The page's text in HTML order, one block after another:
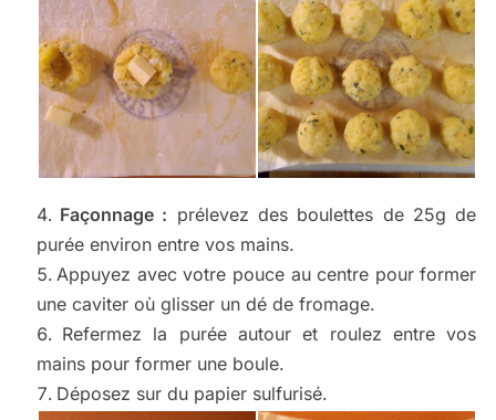
Façonnage : prélevez des boulettes de 25g de
purée environ entre vos mains.
Appuyez avec votre pouce au centre pour former
une caviter où glisser un dé de fromage.
Refermez la purée autour et roulez entre vos
mains pour former une boule.
Déposez sur du papier sulfurisé.